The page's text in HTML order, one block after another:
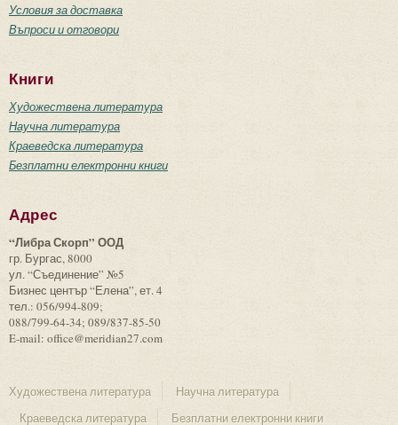
Условия за доставка
Въпроси и отговори
Книги
Художествена литература
Научна литература
Краеведска литература
Безплатни електронни книги
Адрес
“Либра Скорп” ООД
гр. Бургас, 8000
ул. “Съединение” №5
Бизнес център “Елена”, ет. 4
тел.: 056/994-809;
088/799-64-34; 089/837-85-50
E-mail: office@meridian27.com
Художествена литература
Научна литература
Краеведска литература
Безплатни електронни книги